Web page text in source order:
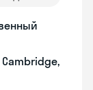
Cambridge,